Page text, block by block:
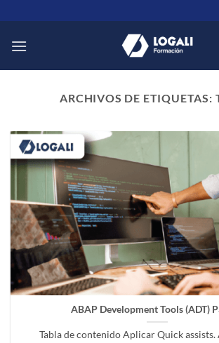
al
contenido
ARCHIVOS DE ETIQUETAS:
ABAP Development Tools (ADT)
Tabla de contenido Aplicar Quick assists.